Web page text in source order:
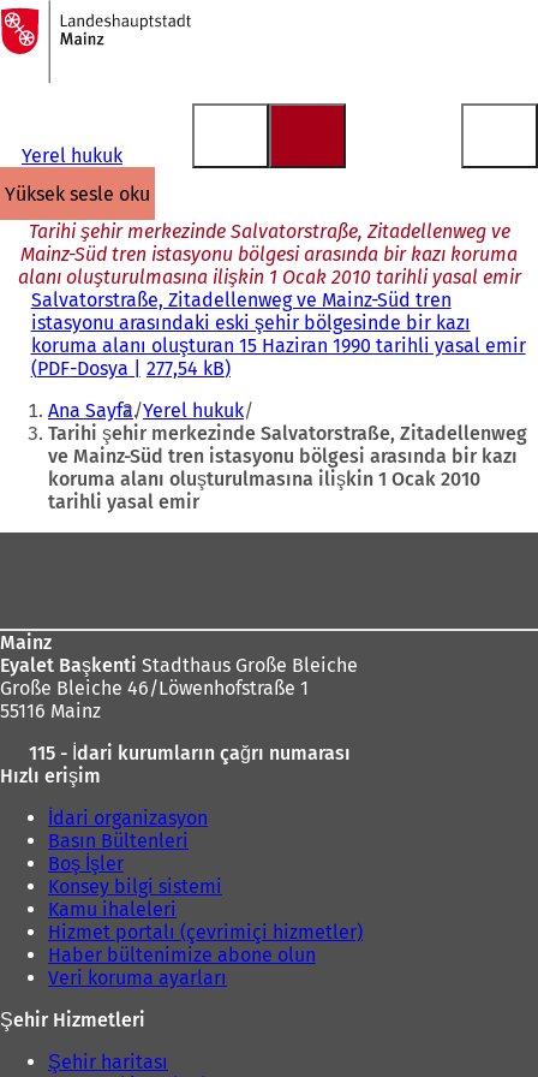
İçeriğe atla
Ana
sayfaya
Yerel hukuk
yüksek sesle oku
Tarihi şehir merkezinde Salvatorstraße, Zitadellenweg ve
Mainz-Süd tren istasyonu bölgesi arasında bir kazı koruma
alanı oluşturulmasına ilişkin 1 Ocak 2010 tarihli yasal emir
Salvatorstraße, Zitadellenweg ve Mainz-Süd tren
istasyonu arasındaki eski şehir bölgesinde bir kazı
koruma alanı oluşturan 15 Haziran 1990 tarihli yasal emir
PDF-Dosya 277,54 kB
Buradasınız:
Ana Sayfa Yerel hukuk
Tarihi şehir merkezinde Salvatorstraße, Zitadellenweg
ve Mainz-Süd tren istasyonu bölgesi arasında bir kazı
koruma alanı oluşturulmasına ilişkin 1 Ocak 2010
tarihli yasal emir
Mainz
Eyalet Başkenti Stadthaus Große Bleiche
Große Bleiche 46/Löwenhofstraße 1
55116 Mainz
115 - İdari kurumların çağrı numarası
Hızlı erişim
İdari organizasyon
Basın Bültenleri
Boş İşler
Konsey bilgi sistemi
Kamu ihaleleri
Hizmet portalı (çevrimiçi hizmetler)
Haber bültenimize abone olun
Veri koruma ayarları
Şehir Hizmetleri
Şehir haritası